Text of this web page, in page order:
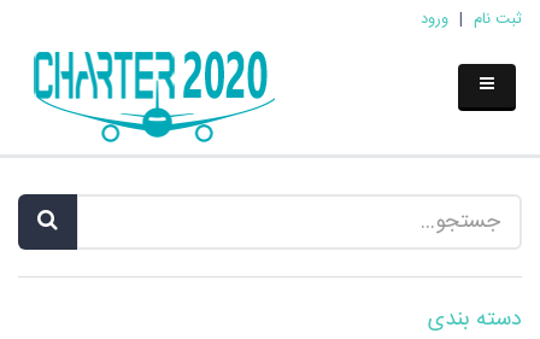
ثبت نام | ورود
دسته بندی